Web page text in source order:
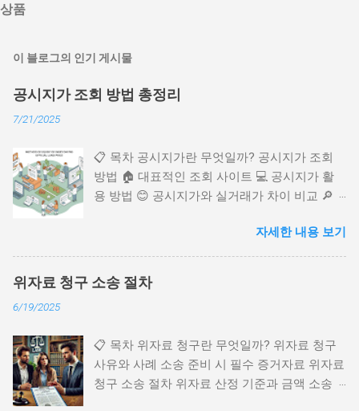
상품
이 블로그의 인기 게시물
공시지가 조회 방법 총정리
7/21/2025
📋 목차 공시지가란 무엇일까? 공시지가 조회
방법 🏠 대표적인 조회 사이트 💻 공시지가 활
용 방법 😊 공시지가와 실거래가 차이 비교 🔎
동산 세금이나 각종 과세 기준을 정할 때 꼭 필
요한 지표 중 하나예요. 국토교통부에서 매년 발
표하며 토지의 기준 가격을 의미하지요. 특히 부
동산 거래나 상속, 증여 시에도 필수적으로 확인
요. 하지만 한 번만 방법을 배우면 생각보다 정
말 간단하답니다! 😄 오늘은 누구나 쉽게 따라할
수 있는 공시지가 조회 방법부터 다양한 활용법
자세한 내용 보기
위자료 청구 소송 절차
6/19/2025
📋 목차 위자료 청구란 무엇일까? 위자료 청구
사유와 사례 소송 준비 시 필수 증거자료 위자료
청구 소송 절차 위자료 산정 기준과 금액 소송